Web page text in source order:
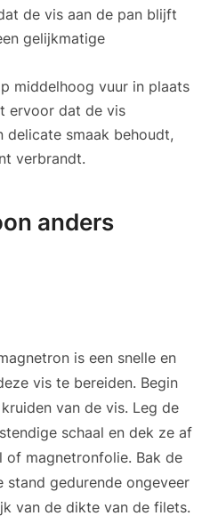
de vis aan de pan blijft
gelijkmatige
middelhoog vuur in plaats
ervoor dat de vis
smaak behoudt,
verbrandt.
anders
is een snelle en
vis te bereiden. Begin
van de vis. Leg de
schaal en dek ze af
of magnetronfolie. Bak de
gedurende ongeveer
van de dikte van de filets.